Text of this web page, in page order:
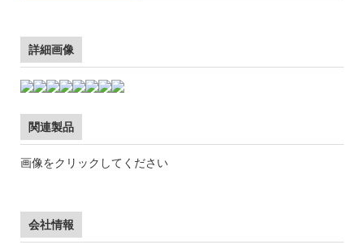
詳細画像
関連製品
画像をクリックしてください
会社情報